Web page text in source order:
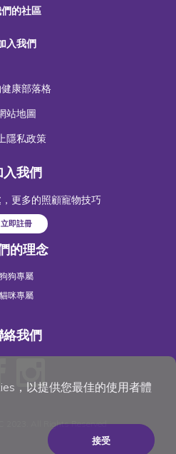
，以提供您最佳的使用者體
接受
的社區
入我們
康部落格
站地圖
隱私政策
入我們
更多的照顧寵物技巧
立即註冊
的理念
狗狗專屬
貓咪專屬
絡我們
2023. All Rights Reserved